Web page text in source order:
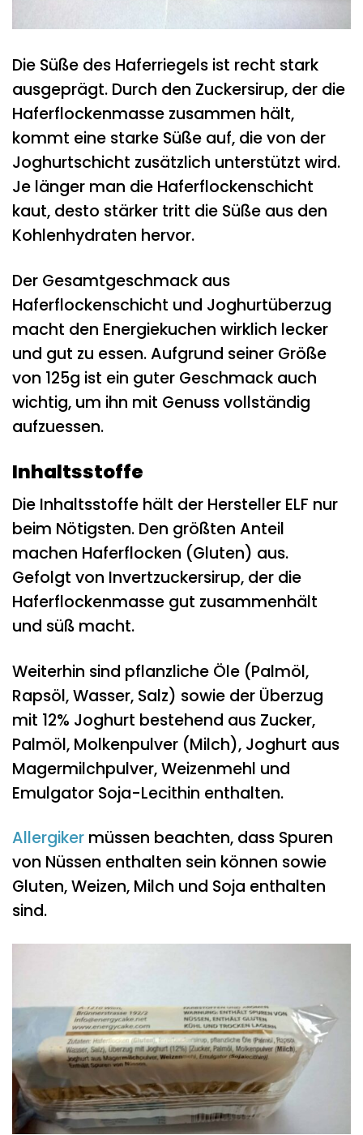
Die Süße des Haferriegels ist recht stark
ausgeprägt. Durch den Zuckersirup, der die
Haferflockenmasse zusammen hält,
kommt eine starke Süße auf, die von der
Joghurtschicht zusätzlich unterstützt wird.
Je länger man die Haferflockenschicht
kaut, desto stärker tritt die Süße aus den
Kohlenhydraten hervor.
Der Gesamtgeschmack aus
Haferflockenschicht und Joghurtüberzug
macht den Energiekuchen wirklich lecker
und gut zu essen. Aufgrund seiner Größe
von 125g ist ein guter Geschmack auch
wichtig, um ihn mit Genuss vollständig
aufzuessen.
Inhaltsstoffe
Die Inhaltsstoffe hält der Hersteller ELF nur
beim Nötigsten. Den größten Anteil
machen Haferflocken (Gluten) aus.
Gefolgt von Invertzuckersirup, der die
Haferflockenmasse gut zusammenhält
und süß macht.
Weiterhin sind pflanzliche Öle (Palmöl,
Rapsöl, Wasser, Salz) sowie der Überzug
mit 12% Joghurt bestehend aus Zucker,
Palmöl, Molkenpulver (Milch), Joghurt aus
Magermilchpulver, Weizenmehl und
Emulgator Soja-Lecithin enthalten.
Allergiker müssen beachten, dass Spuren
von Nüssen enthalten sein können sowie
Gluten, Weizen, Milch und Soja enthalten
sind.